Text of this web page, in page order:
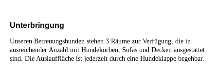
Unterbringung
Unseren Betreuungshunden stehen 3 Räume zur Verfügung, die in
ausreichender Anzahl mit Hundekörben, Sofas und Decken ausgestattet
sind. Die Auslauffläche ist jederzeit durch eine Hundeklappe begehbar.